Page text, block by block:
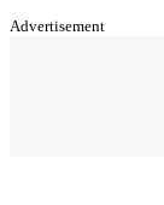
Advertisement